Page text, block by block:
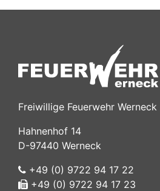
Freiwillige Feuerwehr Werneck
Hahnenhof 14
D-97440 Werneck
+49 (0) 9722 94 17 22
+49 (0) 9722 94 17 23